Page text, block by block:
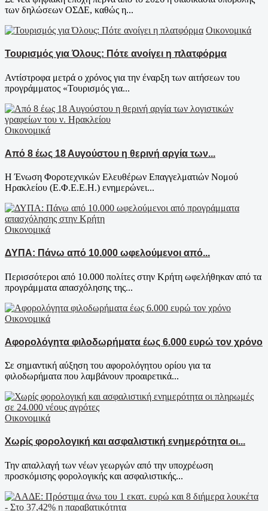
των δηλώσεων ΟΣΔΕ, καθώς η...
Οικονομικά
Τουρισμός για Όλους: Πότε ανοίγει η πλατφόρμα
Αντίστροφα μετρά ο χρόνος για την έναρξη των αιτήσεων του
προγράμματος «Τουρισμός για...
Οικονομικά
Από 8 έως 18 Αυγούστου η θερινή αργία των...
Η Ένωση Φοροτεχνικών Ελευθέρων Επαγγελματιών Νομού
Ηρακλείου (Ε.Φ.Ε.Ε.Η.) ενημερώνει...
Οικονομικά
ΔΥΠΑ: Πάνω από 10.000 ωφελούμενοι από...
Περισσότεροι από 10.000 πολίτες στην Κρήτη ωφελήθηκαν από τα
προγράμματα απασχόλησης της...
Οικονομικά
Αφορολόγητα φιλοδωρήματα έως 6.000 ευρώ τον χρόνο
Σε σημαντική αύξηση του αφορολόγητου ορίου για τα
φιλοδωρήματα που λαμβάνουν προαιρετικά...
Οικονομικά
Χωρίς φορολογική και ασφαλιστική ενημερότητα οι...
Την απαλλαγή των νέων γεωργών από την υποχρέωση
προσκόμισης φορολογικής και ασφαλιστικής...